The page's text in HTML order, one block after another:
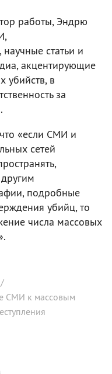
работы, Эндрю
статьи и
акцентирующие
убийств, в
за
«если СМИ и
сетей
подробные
убийц, то
числа массовых
/
СМИ к массовым